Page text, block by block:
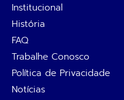
Institucional
História
FAQ
Trabalhe Conosco
Política de Privacidade
Notícias